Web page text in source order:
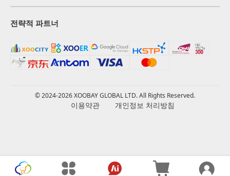
전략적 파트너
© 2024-2026 XOOBAY GLOBAL LTD. All Rights Reserved.
이용약관 개인정보 처리방침